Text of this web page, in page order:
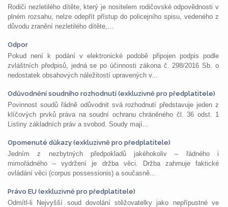
Rodiči nezletilého dítěte, který je nositelem rodičovské odpovědnosti v
plném rozsahu, nelze odepřít přístup do policejního spisu, vedeného z
důvodu zranění nezletilého dítěte,...
Odpor
Pokud není k podání v elektronické podobě připojen podpis podle
zvláštních předpisů, jedná se po účinnosti zákona č. 298/2016 Sb. o
nedostatek obsahových náležitostí upravených v...
Odůvodnění soudního rozhodnutí (exkluzivně pro předplatitele)
Povinnost soudů řádně odůvodnit svá rozhodnutí představuje jeden z
klíčových prvků práva na soudní ochranu chráněného čl. 36 odst. 1
Listiny základních práv a svobod. Soudy mají...
Opomenuté důkazy (exkluzivně pro předplatitele)
Jedním z nezbytných předpokladů jakéhokoliv – řádného i
mimořádného – vydržení je držba věci. Držba zahrnuje faktické
ovládání věci (corpus possessionis) a současně...
Právo EU (exkluzivně pro předplatitele)
Odmítl-li Nejvyšší soud dovolání stěžovatelky jako nepřípustné ve